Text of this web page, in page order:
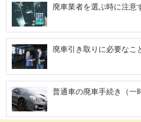
廃車業者を選ぶ時に注意
廃車引き取りに必要なこ
普通車の廃車手続き（一